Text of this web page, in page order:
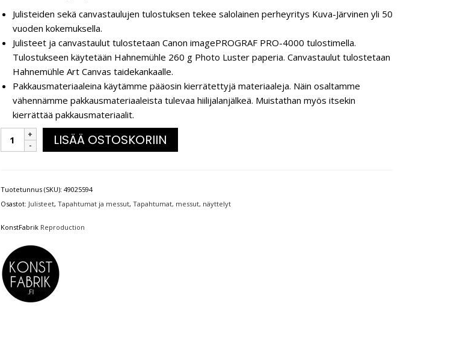
Julisteiden sekä canvastaulujen tulostuksen tekee salolainen perheyritys Kuva-Järvinen yli 50
vuoden kokemuksella.
Julisteet ja canvastaulut tulostetaan Canon imagePROGRAF PRO-4000 tulostimella.
Tulostukseen käytetään Hahnemühle 260 g Photo Luster paperia. Canvastaulut tulostetaan
Hahnemühle Art Canvas taidekankaalle.
Pakkausmateriaaleina käytämme pääosin kierrätettyjä materiaaleja. Näin osaltamme
vähennämme pakkausmateriaaleista tulevaa hiilijalanjälkeä. Muistathan myös itsekin
kierrättää pakkausmateriaalit.
LISÄÄ OSTOSKORIIN
Tuotetunnus (SKU): 49025594
Osastot: Julisteet, Tapahtumat ja messut, Tapahtumat, messut, näyttelyt
KonstFabrik Reproduction